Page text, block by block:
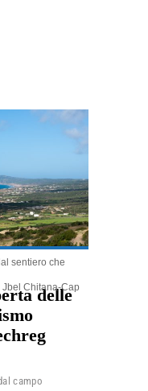
sentiero che
Chitana-Cap
delle
campo